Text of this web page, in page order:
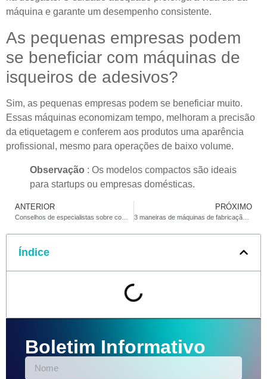
máquina e garante um desempenho consistente.
As pequenas empresas podem
se beneficiar com máquinas de
isqueiros de adesivos?
Sim, as pequenas empresas podem se beneficiar muito.
Essas máquinas economizam tempo, melhoram a precisão
da etiquetagem e conferem aos produtos uma aparência
profissional, mesmo para operações de baixo volume.
Observação : Os modelos compactos são ideais
para startups ou empresas domésticas.
ANTERIOR PRÓXIMO
3 maneiras de máquinas de fabricação mais leves aumentarem a eficiência
Índice
Boletim Informativo